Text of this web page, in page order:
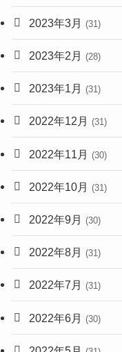
2023年3月 (31)
2023年2月 (28)
2023年1月 (31)
2022年12月 (31)
2022年11月 (30)
2022年10月 (31)
2022年9月 (30)
2022年8月 (31)
2022年7月 (31)
2022年6月 (30)